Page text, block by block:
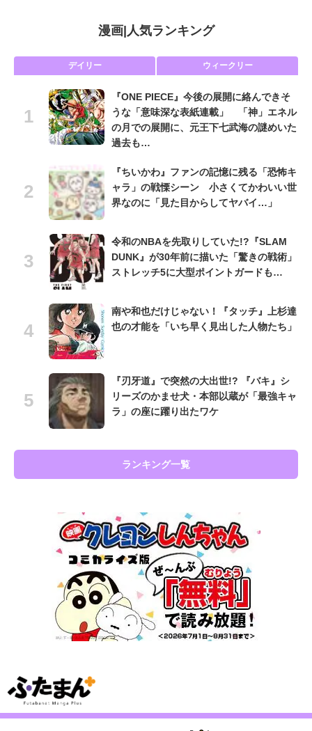
漫画| 人気ランキング
デイリー ウィークリー
『ONE PIECE』今後の展開に絡んできそ
うな「意味深な表紙連載」 「神」エネル
の月での展開に、元王下七武海の謎めいた
過去も…
『ちいかわ』ファンの記憶に残る「恐怖キ
ャラ」の戦慄シーン 小さくてかわいい世
界なのに「見た目からしてヤバイ…」
令和のNBAを先取りしていた!?『SLAM
DUNK』が30年前に描いた「驚きの戦術」
ストレッチ5に大型ポイントガードも…
南や和也だけじゃない！『タッチ』上杉達
也の才能を「いち早く見出した人物たち」
『刃牙道』で突然の大出世!? 『バキ』シ
リーズのかませ犬・本部以蔵が「最強キャ
ラ」の座に躍り出たワケ
ランキング一覧